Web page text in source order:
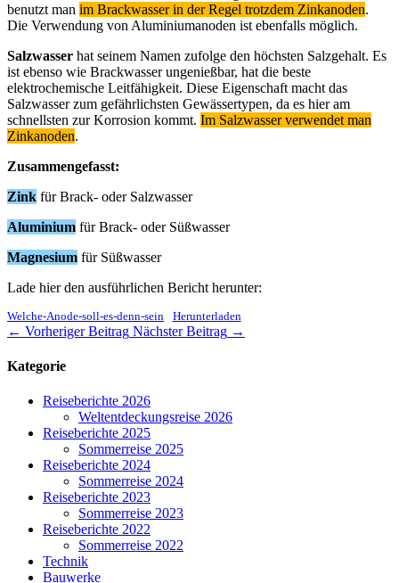
benutzt man im Brackwasser in der Regel trotzdem Zinkanoden.
Die Verwendung von Aluminiumanoden ist ebenfalls möglich.
Salzwasser hat seinem Namen zufolge den höchsten Salzgehalt. Es
ist ebenso wie Brackwasser ungenießbar, hat die beste
elektrochemische Leitfähigkeit. Diese Eigenschaft macht das
Salzwasser zum gefährlichsten Gewässertypen, da es hier am
schnellsten zur Korrosion kommt. Im Salzwasser verwendet man
Zinkanoden.
Zusammengefasst:
Zink für Brack- oder Salzwasser
Aluminium für Brack- oder Süßwasser
Magnesium für Süßwasser
Lade hier den ausführlichen Bericht herunter:
Welche-Anode-soll-es-denn-sein Herunterladen
← Vorheriger Beitrag Nächster Beitrag →
Kategorie
Reiseberichte 2026
Weltentdeckungsreise 2026
Reiseberichte 2025
Sommerreise 2025
Reiseberichte 2024
Sommerreise 2024
Reiseberichte 2023
Sommerreise 2023
Reiseberichte 2022
Sommerreise 2022
Technik
Bauwerke